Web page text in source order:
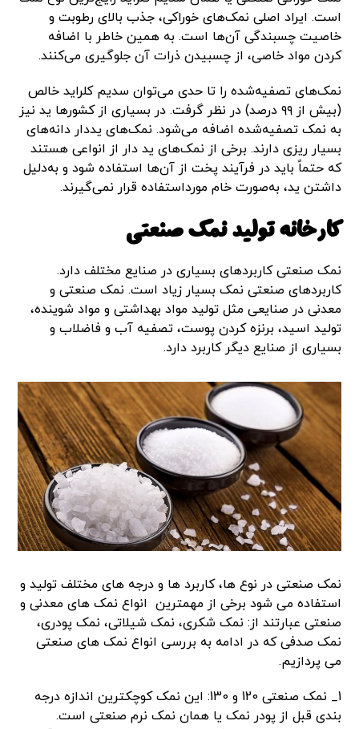
است. ایراد اصلی نمک‌های خوراکی، جذب بالای رطوبت و
خاصیت چسبندگی آن‌ها است. به همین خاطر با اضافه
کردن مواد خاصی، از چسبیدن ذرات آن جلوگیری می‌کنند.
نمک‌های تصفیه‌شده را تا حدی می‌توان سدیم کلراید خالص
(بیش از ۹۹ درصد) در نظر گرفت. در بسیاری از کشورها ید نیز
به نمک تصفیه‌شده اضافه می‌شود. نمک‌های یددار دانه‌های
بسیار ریزی دارند. برخی از نمک‌های ید دار از انواعی هستند
که حتماً باید در فرآیند پخت از آن‌ها استفاده شود و به‌دلیل
داشتن ید، به‌صورت خام مورداستفاده قرار نمی‌گیرند.
کارخانه تولید نمک صنعتی
نمک صنعتی کاربردهای بسیاری در صنایع مختلف دارد.
کاربردهای صنعتی نمک بسیار زیاد است. نمک صنعتی و
معدنی در صنایعی مثل تولید مواد بهداشتی و مواد شوینده،
تولید اسید، برنزه کردن پوست، تصفیه آب و فاضلاب و
بسیاری از صنایع دیگر کاربرد دارد.
نمک صنعتی در نوع ها، کاربرد ها و درجه های مختلف تولید و
استفاده می شود برخی از مهمترین انواع نمک های معدنی و
صنعتی عبارتند از: نمک شکری، نمک شیلاتی، نمک پودری،
نمک صدفی که در ادامه به بررسی انواع نمک های صنعتی
می پردازیم.
1_ نمک صنعتی 120 و 130: این نمک کوچکترین اندازه درجه
بندی قبل از پودر نمک یا همان نمک نرم صنعتی است.